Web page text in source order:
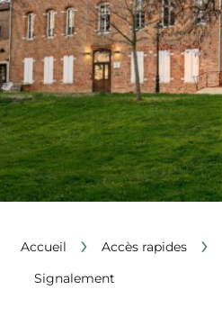
Accueil › Accès rapides ›
Signalement